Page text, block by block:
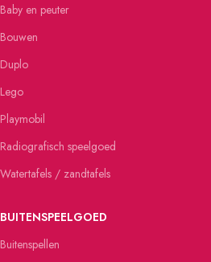
Baby en peuter
Bouwen
Duplo
Lego
Playmobil
Radiografisch speelgoed
Watertafels / zandtafels
BUITENSPEELGOED
Buitenspellen